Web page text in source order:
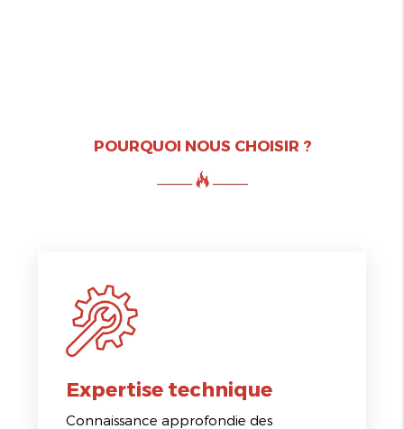
POURQUOI NOUS CHOISIR ?
Expertise technique
Connaissance approfondie des